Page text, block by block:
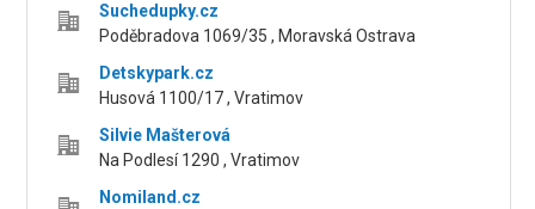
Suchedupky.cz
Poděbradova 1069/35 , Moravská Ostrava
Detskypark.cz
Husová 1100/17 , Vratimov
Silvie Mašterová
Na Podlesí 1290 , Vratimov
Nomiland.cz